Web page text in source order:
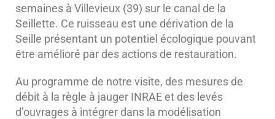
semaines à Villevieux (39) sur le canal de la
Seillette. Ce ruisseau est une dérivation de la
Seille présentant un potentiel écologique pouvant
être amélioré par des actions de restauration.
Au programme de notre visite, des mesures de
débit à la règle à jauger INRAE et des levés
d’ouvrages à intégrer dans la modélisation